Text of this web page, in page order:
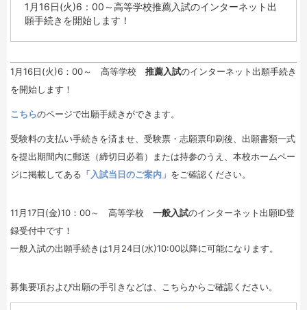
1月16日(火)6：00～高等学校推薦入試のインターネット出
願手続きを開始します！
1月16日(火)6：00～ 高等学校 推薦入試のインターネット出願手続き
を開始します！
こちらのページで出願手続きができます。
受験料の支払い手続きを済ませ、受験票・志願票印刷後、出願書類一式
を提出期間内に郵送（締切日必着）または持参のうえ、本校ホームペー
ジに掲載してある 「入試当日のご案内」 をご確認ください。
11月17日(金)10：00～ 高等学校 一般入試のインターネット出願ID登
録受付中です！
一般入試の出願手続きは1月24日(水)10:00以降に可能になります。
募集要項および出願の手引きなどは、こちらからご確認ください。